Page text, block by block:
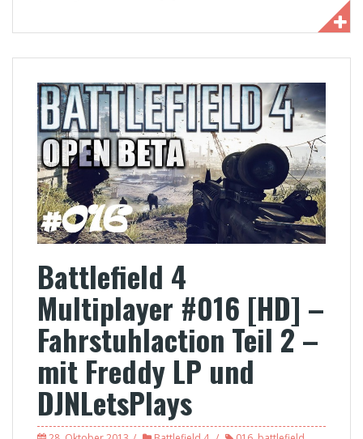
Battlefield 4
Multiplayer #016 [HD] –
Fahrstuhlaction Teil 2 –
mit Freddy LP und
DJNLetsPlays